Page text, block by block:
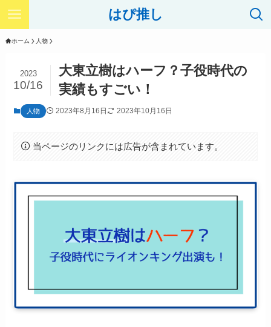
はぴ推し
ホーム 人物
大東立樹はハーフ？子役時代の
実績もすごい！
2023
10/16
人物 2023年8月16日 2023年10月16日
当ページのリンクには広告が含まれています。